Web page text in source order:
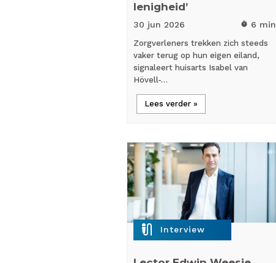
lenigheid’
30 jun 2026 timer 6 min
Zorgverleners trekken zich steeds
vaker terug op hun eigen eiland,
signaleert huisarts Isabel van
Hövell-…
Lees verder »
mic_external_on Interview